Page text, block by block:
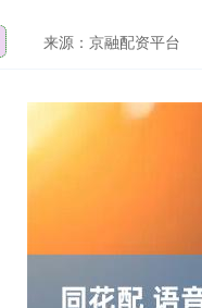
来源：京融配资平台